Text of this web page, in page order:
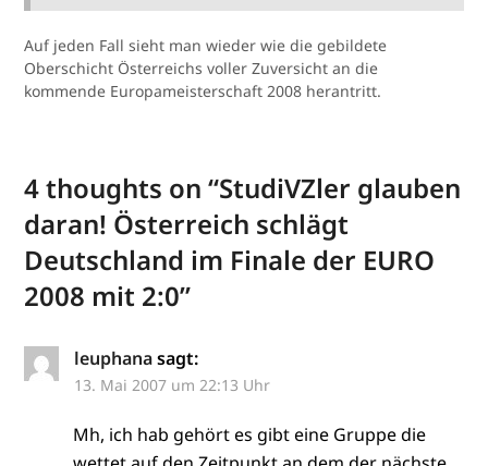
Auf jeden Fall sieht man wieder wie die gebildete
Oberschicht Österreichs voller Zuversicht an die
kommende Europameisterschaft 2008 herantritt.
4 thoughts on “StudiVZler glauben
daran! Österreich schlägt
Deutschland im Finale der EURO
2008 mit 2:0”
leuphana sagt:
13. Mai 2007 um 22:13 Uhr
Mh, ich hab gehört es gibt eine Gruppe die